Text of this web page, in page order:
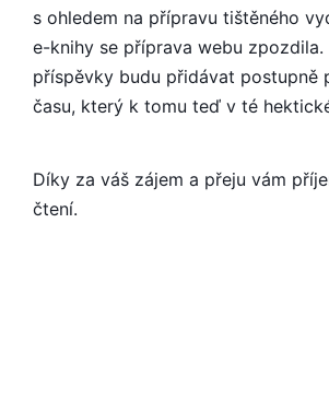
s ohledem na přípravu tištěného
e-knihy se příprava webu
příspěvky budu přidávat postupně
času, který k tomu teď v té
Díky za váš zájem a přeju vám
čtení.